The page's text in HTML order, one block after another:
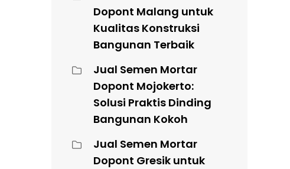
Dopont Malang untuk
Kualitas Konstruksi
Bangunan Terbaik
Jual Semen Mortar
Dopont Mojokerto:
Solusi Praktis Dinding
Bangunan Kokoh
Jual Semen Mortar
Dopont Gresik untuk